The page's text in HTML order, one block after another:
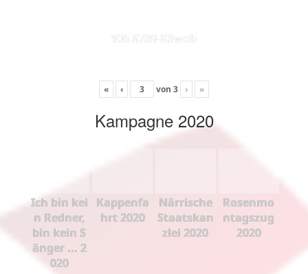
106 8789-KSweb
« ‹ von 3 › »
Kampagne 2020
Ich bin kei
n Redner,
bin kein S
änger ... 2
020
Kappenfa
hrt 2020
Närrische
Staatskan
zlei 2020
Rosenmo
ntagszug
2020